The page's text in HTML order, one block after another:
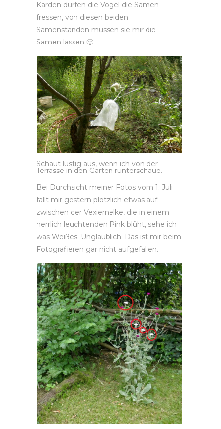
Karden dürfen die Vögel die Samen
fressen, von diesen beiden
Samenständen müssen sie mir die
Samen lassen 🙂
Schaut lustig aus, wenn ich von der
Terrasse in den Garten runterschaue.
Bei Durchsicht meiner Fotos vom 1. Juli
fällt mir gestern plötzlich etwas auf:
zwischen der Vexiernelke, die in einem
herrlich leuchtenden Pink blüht, sehe ich
was Weißes. Unglaublich. Das ist mir beim
Fotografieren gar nicht aufgefallen.